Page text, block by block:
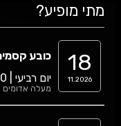
מתי מופיע?
18
11.2026
כובע
יום רביעי | 17:30
מעלה אדומים